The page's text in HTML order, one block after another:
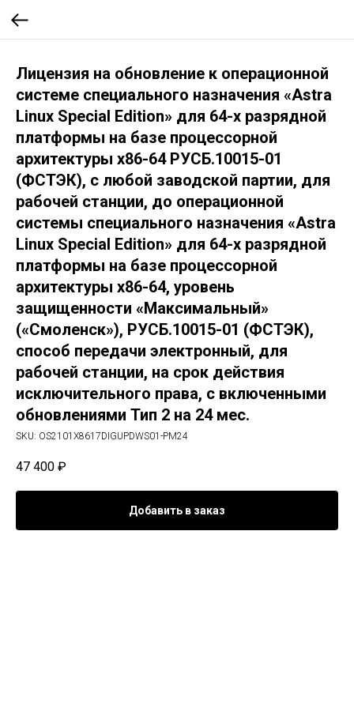
Лицензия на обновление к операционной
системе специального назначения «Astra
Linux Special Edition» для 64-х разрядной
платформы на базе процессорной
архитектуры x86-64 РУСБ.10015-01
(ФСТЭК), с любой заводской партии, для
рабочей станции, до операционной
системы специального назначения «Astra
Linux Special Edition» для 64-х разрядной
платформы на базе процессорной
архитектуры х86-64, уровень
защищенности «Максимальный»
(«Смоленск»), РУСБ.10015-01 (ФСТЭК),
способ передачи электронный, для
рабочей станции, на срок действия
исключительного права, с включенными
обновлениями Тип 2 на 24 мес.
SKU: OS2101X8617DIGUPDWS01-PM24
47 400 ₽
Добавить в заказ